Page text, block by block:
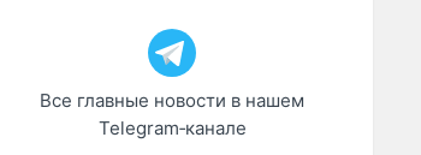
Все главные новости в нашем
Telegram‑канале